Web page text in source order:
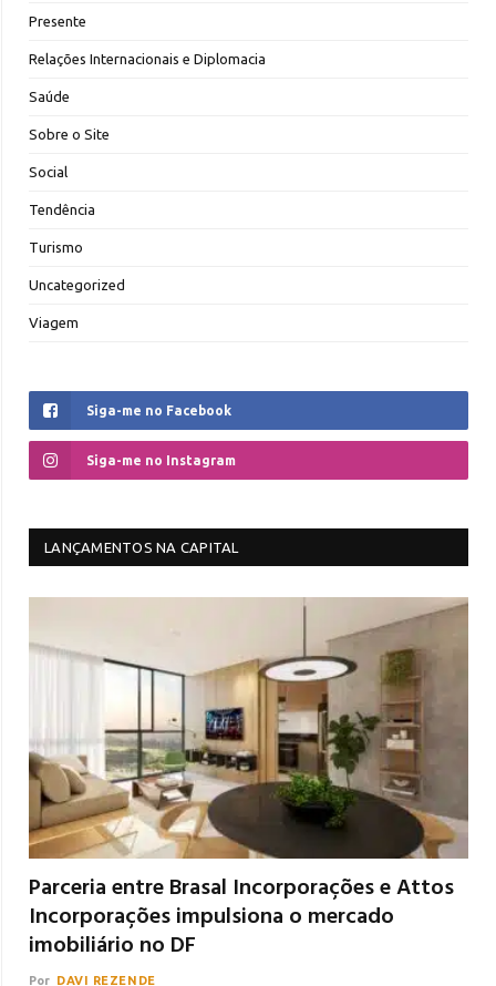
Presente
Relações Internacionais e Diplomacia
Saúde
Sobre o Site
Social
Tendência
Turismo
Uncategorized
Viagem
Siga-me no Facebook
Siga-me no Instagram
LANÇAMENTOS NA CAPITAL
Parceria entre Brasal Incorporações e Attos
Incorporações impulsiona o mercado
imobiliário no DF
Por DAVI REZENDE